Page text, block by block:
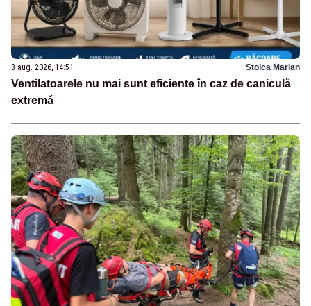
3 aug. 2026, 14:51 Stoica Marian
Ventilatoarele nu mai sunt eficiente în caz de caniculă
extremă